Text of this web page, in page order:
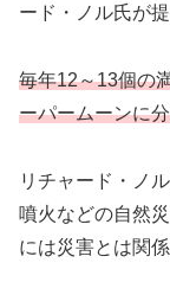
ード・ノル氏が
毎年12～13個の
ーパームーンに
リチャード・ノ
噴火などの自然
には災害とは関